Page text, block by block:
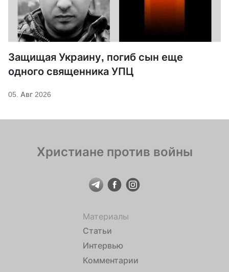
Защищая Украину, погиб сын еще
одного священника УПЦ
05. Авг 2026
Христиане против войны
Материалы
Статьи
Интервью
Комментарии